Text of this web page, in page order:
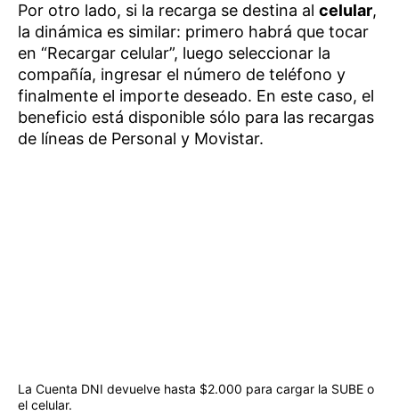
Por otro lado, si la recarga se destina al celular,
la dinámica es similar: primero habrá que tocar
en “Recargar celular”, luego seleccionar la
compañía, ingresar el número de teléfono y
finalmente el importe deseado. En este caso, el
beneficio está disponible sólo para las recargas
de líneas de Personal y Movistar.
La Cuenta DNI devuelve hasta $2.000 para cargar la SUBE o
el celular.